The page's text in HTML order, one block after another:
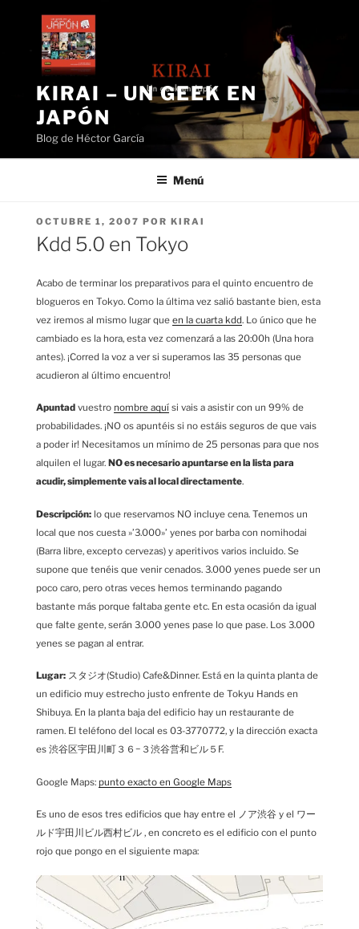
contenido
KIRAI – UN GEEK EN
JAPÓN
Blog de Héctor García
Menú
PUBLICADO
EL
OCTUBRE 1, 2007 POR KIRAI
Kdd 5.0 en Tokyo
Acabo de terminar los preparativos para el quinto encuentro de
blogueros en Tokyo. Como la última vez salió bastante bien, esta
vez iremos al mismo lugar que en la cuarta kdd. Lo único que he
cambiado es la hora, esta vez comenzará a las 20:00h (Una hora
antes). ¡Corred la voz a ver si superamos las 35 personas que
acudieron al último encuentro!
Apuntad vuestro nombre aquí si vais a asistir con un 99% de
probabilidades. ¡NO os apuntéis si no estáis seguros de que vais
a poder ir! Necesitamos un mínimo de 25 personas para que nos
alquilen el lugar. NO es necesario apuntarse en la lista para
acudir, simplemente vais al local directamente.
Descripción: lo que reservamos NO incluye cena. Tenemos un
local que nos cuesta »’3.000»’ yenes por barba con nomihodai
(Barra libre, excepto cervezas) y aperitivos varios incluido. Se
supone que tenéis que venir cenados. 3.000 yenes puede ser un
poco caro, pero otras veces hemos terminando pagando
bastante más porque faltaba gente etc. En esta ocasión da igual
que falte gente, serán 3.000 yenes pase lo que pase. Los 3.000
yenes se pagan al entrar.
Lugar: スタジオ(Studio) Cafe&Dinner. Está en la quinta planta de
un edificio muy estrecho justo enfrente de Tokyu Hands en
Shibuya. En la planta baja del edificio hay un restaurante de
ramen. El teléfono del local es 03-3770772, y la dirección exacta
es 渋谷区宇田川町３６−３渋谷営和ビル５F.
Google Maps: punto exacto en Google Maps
Es uno de esos tres edificios que hay entre el ノア渋谷 y el ワー
ルド宇田川ビル西村ビル , en concreto es el edificio con el punto
rojo que pongo en el siguiente mapa: